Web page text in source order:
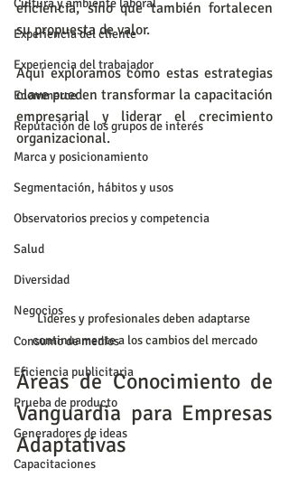
Cultura y ambiente laboral
Experiencia del cliente
Experiencia del trabajador
Ecommerce
Reputación de los grupos de interés
Marca y posicionamiento
Segmentación, hábitos y usos
Observatorios precios y competencia
Salud
Diversidad
Negocios
Consumo de medios
Eficiencia publicitaria
Prueba de producto
Generadores de ideas
Capacitaciones
eficiencia, sino que también fortalecen
su propuesta de valor.
Aquí exploramos cómo estas estrategias
clave pueden transformar la capacitación
empresarial y liderar el crecimiento
organizacional.
Líderes y profesionales deben adaptarse
continuamente a los cambios del mercado
Áreas de Conocimiento de
Vanguardia para Empresas
Adaptativas